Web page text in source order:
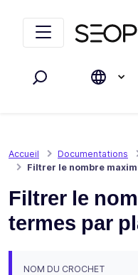
Rechercher
Accueil Documentations
Filtrer le nombre
Filtrer le
termes par
NOM DU CROCHET